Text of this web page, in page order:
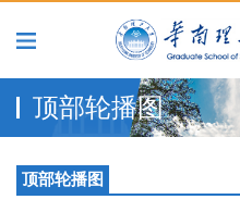
顶部轮播图
顶部轮播图